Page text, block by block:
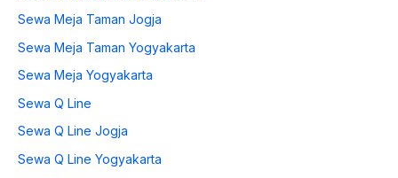
Sewa Meja Taman Jogja
Sewa Meja Taman Yogyakarta
Sewa Meja Yogyakarta
Sewa Q Line
Sewa Q Line Jogja
Sewa Q Line Yogyakarta